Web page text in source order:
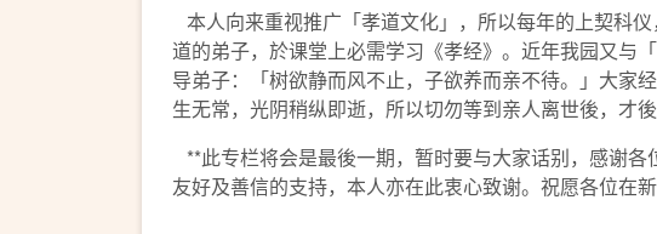
本人向来重视推广「孝道文化」，所以每年的上契科
道的弟子，於课堂上必需学习《孝经》。近年我园又与
导弟子：「树欲静而风不止，子欲养而亲不待。」大家
生无常，光阴稍纵即逝，所以切勿等到亲人离世後，才後
**此专栏将会是最後一期，暂时要与大家话别，感谢
友好及善信的支持，本人亦在此衷心致谢。祝愿各位在